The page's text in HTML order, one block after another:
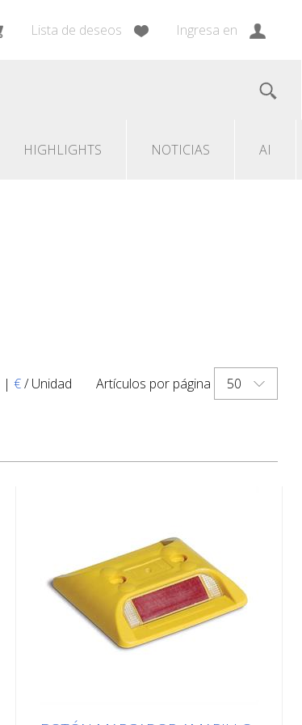
Lista de deseos Ingresa en
HIGHLIGHTS NOTICIAS AI
Artículos por página 50
| €/ Unidad